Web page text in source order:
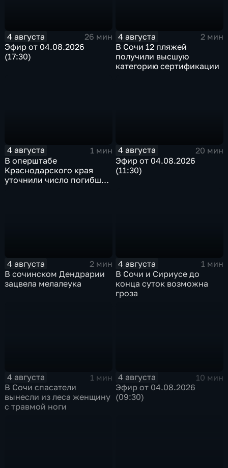
4 августа
26 мин
Эфир от 04.08.2026
(17:30)
4 августа
2 мин
В Сочи 12 пляжей
получили высшую
категорию сертификации
4 августа
1 мин
В оперштабе
Краснодарского края
уточнили число погибших
4 августа
20 мин
Эфир от 04.08.2026
(11:30)
4 августа
2 мин
В сочинском Дендрарии
зацвела мелалеука
4 августа
1 мин
В Сочи и Сириусе до
конца суток возможна
гроза
4 августа
1 мин
В Сочи спасатели
вынесли из леса женщину
с травмой ноги
4 августа
10 мин
Эфир от 04.08.2026
(09:30)